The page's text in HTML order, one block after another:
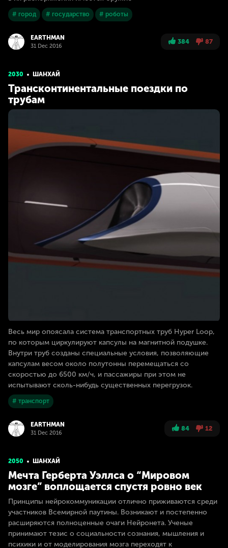
# город # государство # роботы
EARTHMAN
31 Dec 2016
384 87
2030 ШАНХАЙ
Трансконтинентальные поездки по
трубам
Весь мир опоясала система транспортных труб Hyper Loop,
по которым циркулируют капсулы на магнитной подушке.
Внутри труб созданы специальные условия, позволяющие
капсулам весом около полутонны перемещаться со
скоростью до 6500 км/ч, и пассажиры при этом не
испытывают сколь-нибудь существенных перегрузок.
# транспорт
EARTHMAN
31 Dec 2016
84 12
2050 ШАНХАЙ
Мечта Герберта Уэллса о “Мировом
мозге” воплощается спустя ровно век
Принципы нейрокоммуникации отлично приживаются среди
участников Всемирной паутины. Возникают и постепенно
расширяются полноценные очаги Нейронета. Ученые
принимают тезис о социальности сознания, мышления и
психики и от моделирования мозга переходят к